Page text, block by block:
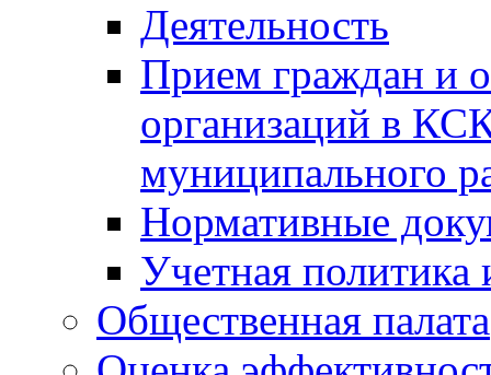
Деятельность
Прием граждан и
организаций в
муниципального
Нормативные
Учетная политика
Общественная палата